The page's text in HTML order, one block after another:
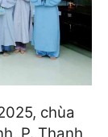
chùa